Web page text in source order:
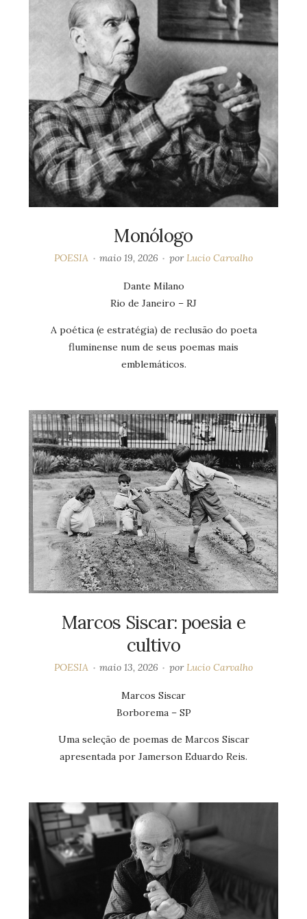
Monólogo
POESIA maio 19, 2026 porLucio Carvalho
Dante Milano
Rio de Janeiro – RJ
A poética (e estratégia) de reclusão do poeta
fluminense num de seus poemas mais
emblemáticos.
Marcos Siscar: poesia e
cultivo
POESIA maio 13, 2026 por Lucio Carvalho
Marcos Siscar
Borborema – SP
Uma seleção de poemas de Marcos Siscar
apresentada por Jamerson Eduardo Reis.